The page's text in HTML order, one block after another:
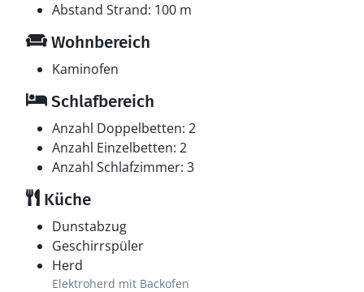
Abstand Strand: 100 m
Wohnbereich
Kaminofen
Schlafbereich
Anzahl Doppelbetten: 2
Anzahl Einzelbetten: 2
Anzahl Schlafzimmer: 3
Küche
Dunstabzug
Geschirrspüler
Herd
Elektroherd mit Backofen